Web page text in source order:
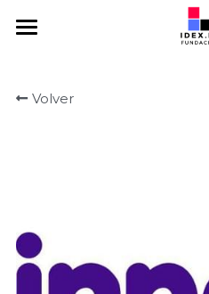
Somos
Programas
Volver